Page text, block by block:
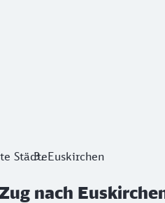
StädteEuskirchen
nach